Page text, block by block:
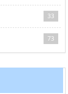
33
73